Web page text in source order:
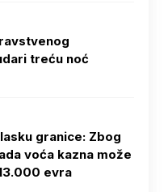
treću noć
granice: Zbog
voća kazna može
evra